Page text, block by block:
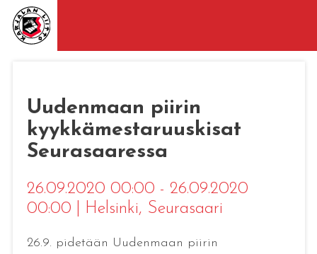
Uudenmaan piirin
kyykkämestaruuskisat
Seurasaaressa
26.09.2020 00:00 - 26.09.2020
00:00
Helsinki, Seurasaari
26.9. pidetään Uudenmaan piirin